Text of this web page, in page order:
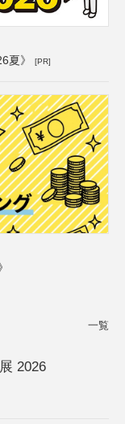
夏》 [PR]
一覧
2026